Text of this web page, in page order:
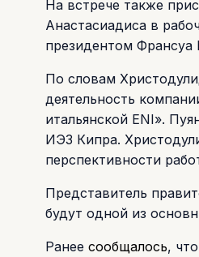
На встрече также
Анастасиадиса в
президентом
По словам
деятельность
итальянской ENI».
ИЭЗ Кипра.
перспективности
Представитель
будут одной из
Ранее сообщалось,